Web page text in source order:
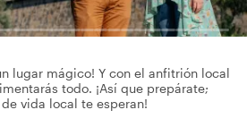
lugar mágico! Y con el anfitrión local
todo. ¡Así que prepárate;
vida local te esperan!